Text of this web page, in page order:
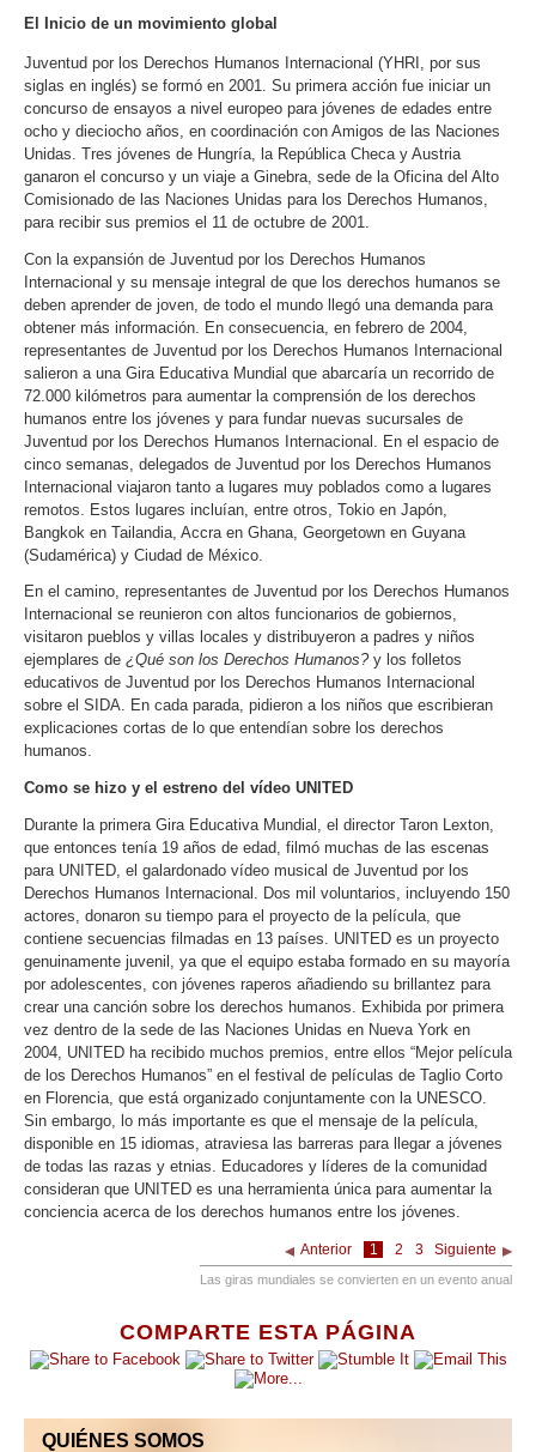
COMPARTE ESTA PÁGINA
QUIÉNES SOMOS
El Inicio de un movimiento global
Juventud por los Derechos Humanos Internacional (YHRI, por sus
siglas en inglés) se formó en 2001. Su primera acción fue iniciar un
concurso de ensayos a nivel europeo para jóvenes de edades entre
ocho y dieciocho años, en coordinación con Amigos de las Naciones
Unidas. Tres jóvenes de Hungría, la República Checa y Austria
ganaron el concurso y un viaje a Ginebra, sede de la Oficina del Alto
Comisionado de las Naciones Unidas para los Derechos Humanos,
para recibir sus premios el 11 de octubre de 2001.
Con la expansión de Juventud por los Derechos Humanos
Internacional y su mensaje integral de que los derechos humanos se
deben aprender de joven, de todo el mundo llegó una demanda para
obtener más información. En consecuencia, en febrero de 2004,
representantes de Juventud por los Derechos Humanos Internacional
salieron a una Gira Educativa Mundial que abarcaría un recorrido de
72.000 kilómetros para aumentar la comprensión de los derechos
humanos entre los jóvenes y para fundar nuevas sucursales de
Juventud por los Derechos Humanos Internacional. En el espacio de
cinco semanas, delegados de Juventud por los Derechos Humanos
Internacional viajaron tanto a lugares muy poblados como a lugares
remotos. Estos lugares incluían, entre otros, Tokio en Japón,
Bangkok en Tailandia, Accra en Ghana, Georgetown en Guyana
(Sudamérica) y Ciudad de México.
En el camino, representantes de Juventud por los Derechos Humanos
Internacional se reunieron con altos funcionarios de gobiernos,
visitaron pueblos y villas locales y distribuyeron a padres y niños
ejemplares de ¿Qué son los Derechos Humanos? y los folletos
educativos de Juventud por los Derechos Humanos Internacional
sobre el SIDA. En cada parada, pidieron a los niños que escribieran
explicaciones cortas de lo que entendían sobre los derechos
humanos.
Como se hizo y el estreno del vídeo UNITED
Durante la primera Gira Educativa Mundial, el director Taron Lexton,
que entonces tenía 19 años de edad, filmó muchas de las escenas
para UNITED, el galardonado vídeo musical de Juventud por los
Derechos Humanos Internacional. Dos mil voluntarios, incluyendo 150
actores, donaron su tiempo para el proyecto de la película, que
contiene secuencias filmadas en 13 países. UNITED es un proyecto
genuinamente juvenil, ya que el equipo estaba formado en su mayoría
por adolescentes, con jóvenes raperos añadiendo su brillantez para
crear una canción sobre los derechos humanos. Exhibida por primera
vez dentro de la sede de las Naciones Unidas en Nueva York en
2004, UNITED ha recibido muchos premios, entre ellos “Mejor película
de los Derechos Humanos” en el festival de películas de Taglio Corto
en Florencia, que está organizado conjuntamente con la UNESCO.
Sin embargo, lo más importante es que el mensaje de la película,
disponible en 15 idiomas, atraviesa las barreras para llegar a jóvenes
de todas las razas y etnias. Educadores y líderes de la comunidad
consideran que UNITED es una herramienta única para aumentar la
conciencia acerca de los derechos humanos entre los jóvenes.
Anterior 1 2 3 Siguiente
Las giras mundiales se convierten en un evento anual